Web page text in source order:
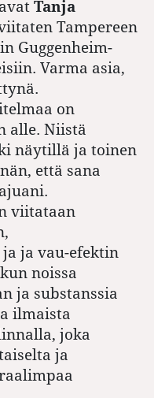
Tanja
Tampereen
Guggenheim-
Varma asia,
on
alle. Niistä
näytillä ja toinen
että sana
viitataan
ja vau-efektin
noissa
ja substanssia
ilmaista
joka
ja